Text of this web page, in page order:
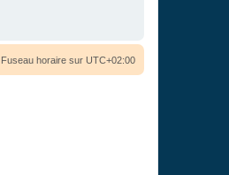
Fuseau horaire sur UTC+02:00